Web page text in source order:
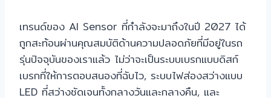
เทรนด์ของ AI Sensor ที่กำลังจะมาถึงในปี 2027 ได้
ถูกสะท้อนผ่านคุณสมบัติด้านความปลอดภัยที่มีอยู่ในรถ
รุ่นปัจจุบันของเราแล้ว ไม่ว่าจะเป็นระบบเบรกแบบดิสก์
เบรกที่ให้การตอบสนองที่ฉับไว, ระบบไฟส่องสว่างแบบ
LED ที่สว่างชัดเจนทั้งกลางวันและกลางคืน, และ